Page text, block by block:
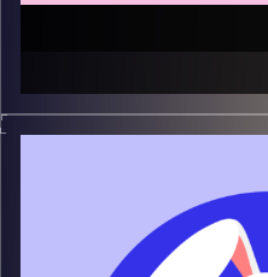
ידעתם שבשנת 2022 נרשמו 8.4 מיליון יציאות לחו"ל מישראל?
ולכן עשינו פרק בו חשפנו
וחלקם פחות) לסגור
את הטיפים לפרק זה.